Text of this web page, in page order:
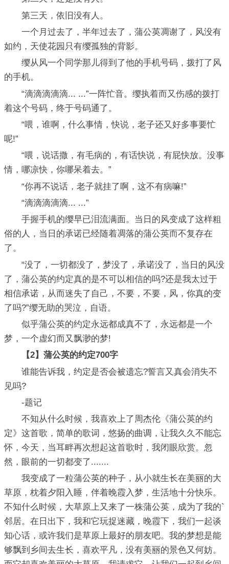
第三天，依旧没有人。
一个月过去了，半年过去了，蒲公英凋谢了，风没有
如约，天使花园只有缨孤独的背影。
缨从风一个同学那儿得到了他的手机号码，拨打了风
的手机。
“滴滴滴滴滴... ...”一阵忙音。缨执着而又伤感的拨打
着这个号码，终于号码通了。
“喂，谁啊，什么事情，快说，老子还又好多事要忙
呢!”
“喂，说话撒，有毛病的，有话快说，有屁快放。没事
情，哪凉快，你哪呆着去。”
“你再不说话，老子就挂了啊，这不有病嘛!”
“滴滴滴滴滴... ...”
手握手机的缨早已泪流满面。当日的风变成了这样粗
俗的人，当日的承诺已经随着凋落的蒲公英而不复存在
了。
“没了，一切都没了，梦没了，承诺没了，当日的风没
了，蒲公英的约定真的是不可以相信的吗?还是我太过于
相信承诺，从而迷失了自己，不要，不要，风，你真的变
了吗?”缨无助的哭泣，自语。
似乎蒲公英的约定永远都成真不了，永远都是一个
梦，一个虚幻而又飘渺的梦!
【2】蒲公英的约定700字
谁能告诉我，约定是否会被遗忘?誓言又真会消失不
见吗?
-题记
不知从什么时候，我喜欢上了周杰伦《蒲公英的约
定》这首歌，简单的歌词，悠扬的曲调，让我久久不能忘
怀，今天，当耳畔再次想起这首歌时，我闭眼欣赏。忽
然，眼前的一切都变了.......
我变成了一粒蒲公英的种子，从小就生长在美丽的大
草原，枕着夕阳入睡，伴着晚霞入梦，生活地十分快乐。
不知什么时候，大草原上又来了一株蒲公英，成为了我的`
邻居。在日出下，我和它玩捉迷藏，晚霞下，我们一起谈
知心话，或许我们是草原上最好的朋友吧。我的梦想是能
够飘到乡间去生长，喜欢平凡，没有美丽的景色又何妨。